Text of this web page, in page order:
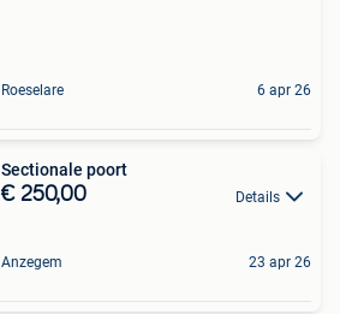
Roeselare 6 apr 26
Sectionale poort
€ 250,00 Details
Anzegem 23 apr 26